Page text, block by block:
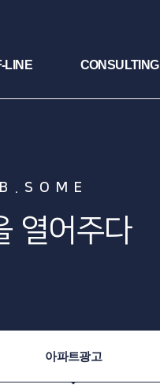
LINE CONSULTING
열어주다
아파트광고